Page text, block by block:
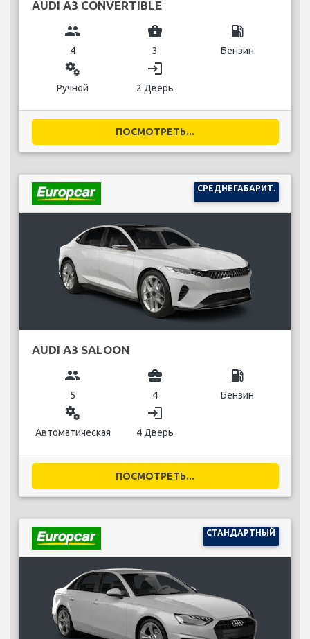
AUDI A3 CONVERTIBLE
group
4
business_center
3
local_gas_station
Бензин
miscellaneous_services
Ручной
login
2 Дверь
ПОСМОТРЕТЬ...
СРЕДНЕГАБАРИТ.
AUDI A3 SALOON
group
5
business_center
4
local_gas_station
Бензин
miscellaneous_services
Автоматическая
login
4 Дверь
ПОСМОТРЕТЬ...
СТАНДАРТНЫЙ